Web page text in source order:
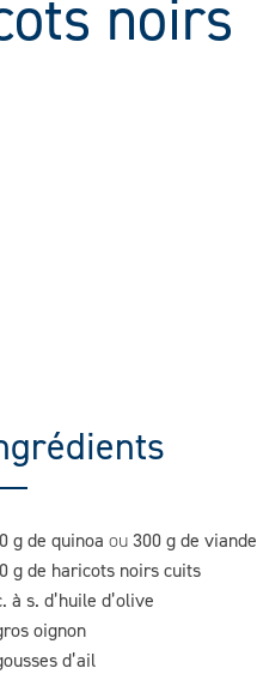
noirs
g de quinoa ou 300 g de viande
g de haricots noirs cuits
à s. d’huile d’olive
oignon
d’ail